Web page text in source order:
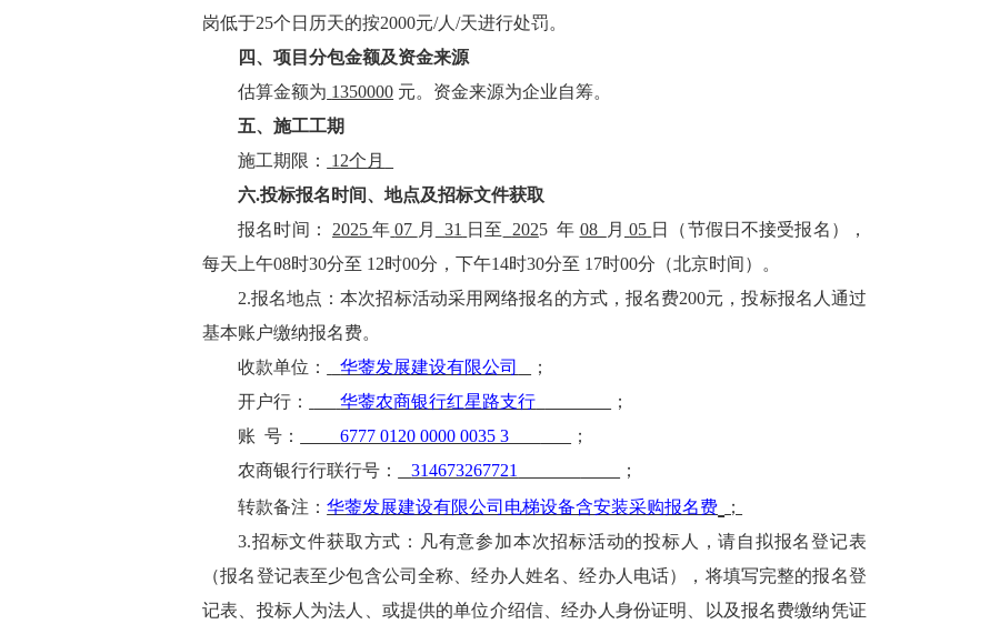
岗低于25个日历天的按2000元/人/天进行处罚。
四、项目分包金额及资金来源
估算金额为 1350000 元。资金来源为企业自筹。
五、施工工期
施工期限 ： 1 2个 月
六.投标报名 时间、地点及招标文件获取
报名时间：
2025年 07 月 31 日至 2025 年 08 月 05 日（节假日不接受报名），
每天上午08时30分至 12时00分，下午14时30分至 17时00分（北京时间）。
2.报名地点：本次招标活动采用网络报名的方式，报名费200元，投标报名人通过
基本账户缴纳报名费。
收款单位：
华蓥发展建设有限公司
；
开户行： 华蓥农商银行红星路支行
；
账 号： 6777 0120 0000 0035 3
；
农商银行行联行号：
314673267721
；
转款备注 ：华蓥发展建设有限公司电梯设备含安装采购报名费
；
3.招标文件获取方式：凡有意参加本次招标活动的投标人，请自拟报名登记表
（报名登记表至少包含公司全称、经办人姓名、经办人电话），将填写完整的报名登
记表、投标人为法人、或提供的单位介绍信、经办人身份证明、以及报名费缴纳凭证